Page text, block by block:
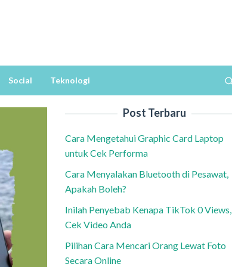
Social Teknologi
Post Terbaru
Cara Mengetahui Graphic Card Laptop
untuk Cek Performa
Cara Menyalakan Bluetooth di Pesawat,
Apakah Boleh?
Inilah Penyebab Kenapa TikTok 0 Views,
Cek Video Anda
Pilihan Cara Mencari Orang Lewat Foto
Secara Online